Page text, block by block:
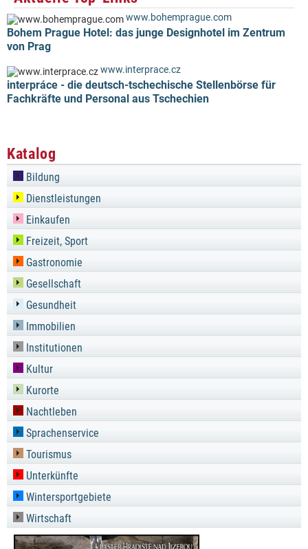
www.bohemprague.com
Bohem Prague Hotel: das junge Designhotel im Zentrum
von Prag
www.interprace.cz
interpráce - die deutsch-tschechische Stellenbörse für
Fachkräfte und Personal aus Tschechien
Katalog
Bildung
Dienstleistungen
Einkaufen
Freizeit, Sport
Gastronomie
Gesellschaft
Gesundheit
Immobilien
Institutionen
Kultur
Kurorte
Nachtleben
Sprachenservice
Tourismus
Unterkünfte
Wintersportgebiete
Wirtschaft